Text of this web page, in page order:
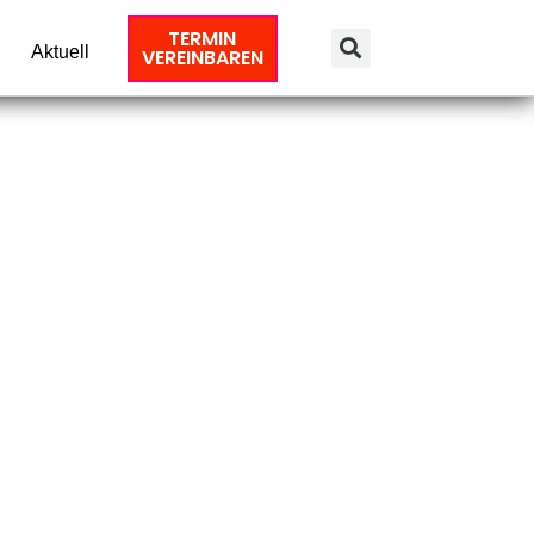
Aktuell TERMIN
VEREINBAREN